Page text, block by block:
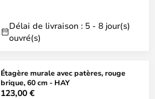
Délai de livraison : 5 - 8 jour(s)
ouvré(s)
Étagère murale avec patères, rouge
brique, 60 cm - HAY
123,00 €